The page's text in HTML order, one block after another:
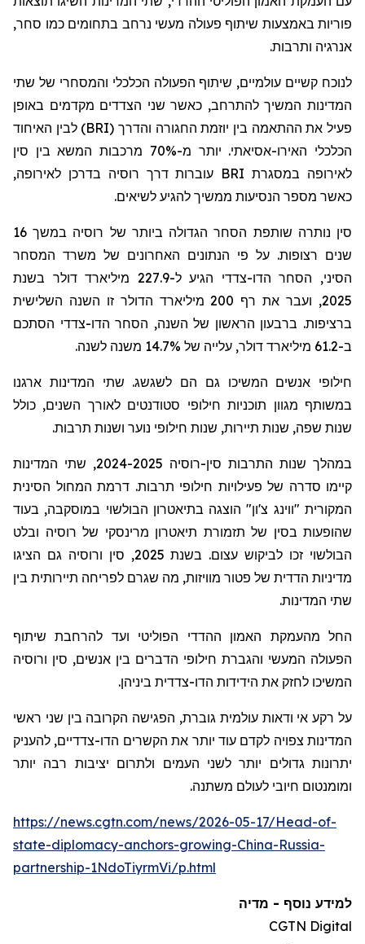
פוריות באמצעות שיתוף פעולה מעשי נרחב בתחומים כמו סחר,
אנרגיה ותרבות.
לנוכח קשיים עולמיים, שיתוף הפעולה הכלכלי והמסחרי של שתי
המדינות המשיך להתרחב, כאשר שני הצדדים מקדמים באופן
פעיל את ההתאמה בין יוזמת החגורה והדרך (BRI) לבין האיחוד
הכלכלי האירו-אסיאתי. יותר מ-70% מרכבות המשא בין סין
לאירופה במסגרת BRI עוברות דרך רוסיה בדרכן לאירופה,
כאשר מספר הנסיעות ממשיך להגיע לשיאים.
סין נותרה שותפת הסחר הגדולה ביותר של רוסיה במשך 16
שנים רצופות. על פי הנתונים האחרונים של משרד המסחר
הסיני, הסחר הדו-צדדי הגיע ל-227.9 מיליארד דולר בשנת
2025, ועבר את רף 200 מיליארד הדולר זו השנה השלישית
ברציפות. ברבעון הראשון של השנה, הסחר הדו-צדדי הסתכם
ב-61.2 מיליארד דולר, עלייה של 14.7% משנה לשנה.
חילופי אנשים המשיכו גם הם לשגשג. שתי המדינות ארגנו
במשותף מגוון תוכניות חילופי סטודנטים לאורך השנים, כולל
שנות שפה, שנות תיירות, שנות חילופי נוער ושנות תרבות.
במהלך שנות התרבות סין-רוסיה 2024-2025, שתי המדינות
קיימו סדרה של פעילויות חילופי תרבות. דרמת המחול הסינית
המקורית "ווינג צ'ון" הוצגה בתיאטרון הבולשוי במוסקבה, בעוד
שהופעות בסין של תזמורת תיאטרון מרינסקי של רוסיה ובלט
הבולשוי
זכו לביקוש עצום. בשנת 2025, סין ורוסיה גם הציגו
מדיניות הדדית של פטור מוויזות, מה שגרם לפריחה תיירותית בין
שתי המדינות.
החל מהעמקת האמון ההדדי הפוליטי ועד להרחבת שיתוף
הפעולה המעשי והגברת חילופי הדברים בין אנשים, סין ורוסיה
המשיכו לחזק את הידידות הדו-צדדית ביניהן.
על רקע אי ודאות עולמית גוברת, הפגישה הקרובה בין שני ראשי
המדינות צפויה לקדם עוד יותר את הקשרים הדו-צדדיים, להעניק
יתרונות גדולים יותר לשני העמים ולתרום יציבות רבה יותר
ומומנטום חיובי לעולם משתנה.
https://news.cgtn.com/news/2026-05-17/Head-of-
state-diplomacy-anchors-growing-China-Russia-
partnership-1NdoTiyrmVi/p.html
למידע נוסף - מדיה
CGTN Digital